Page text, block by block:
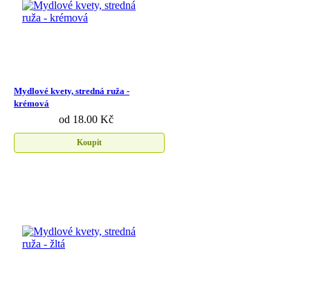
Mydlové kvety, stredná ruža -
krémová
od 18.00 Kč
Koupit